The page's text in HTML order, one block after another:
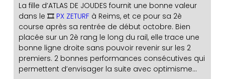
La fille d’ATLAS DE JOUDES fournit une bonne valeur
dans le 🎞️ PX ZETURFà Reims, et ce pour sa 2è
course après sa rentrée de début octobre. Bien
placée sur un 2è rang le long du rail, elle trace une
bonne ligne droite sans pouvoir revenir sur les 2
premiers. 2 bonnes performances consécutives qui
permettent d’envisager la suite avec optimisme…